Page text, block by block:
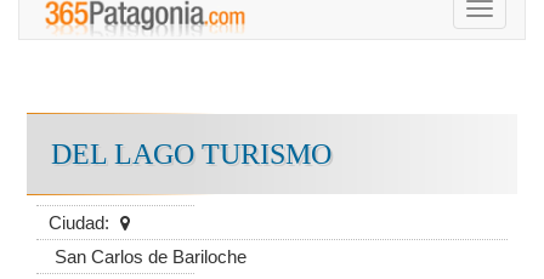
Toggle
DEL LAGO TURISMO
Ciudad:
San Carlos de Bariloche